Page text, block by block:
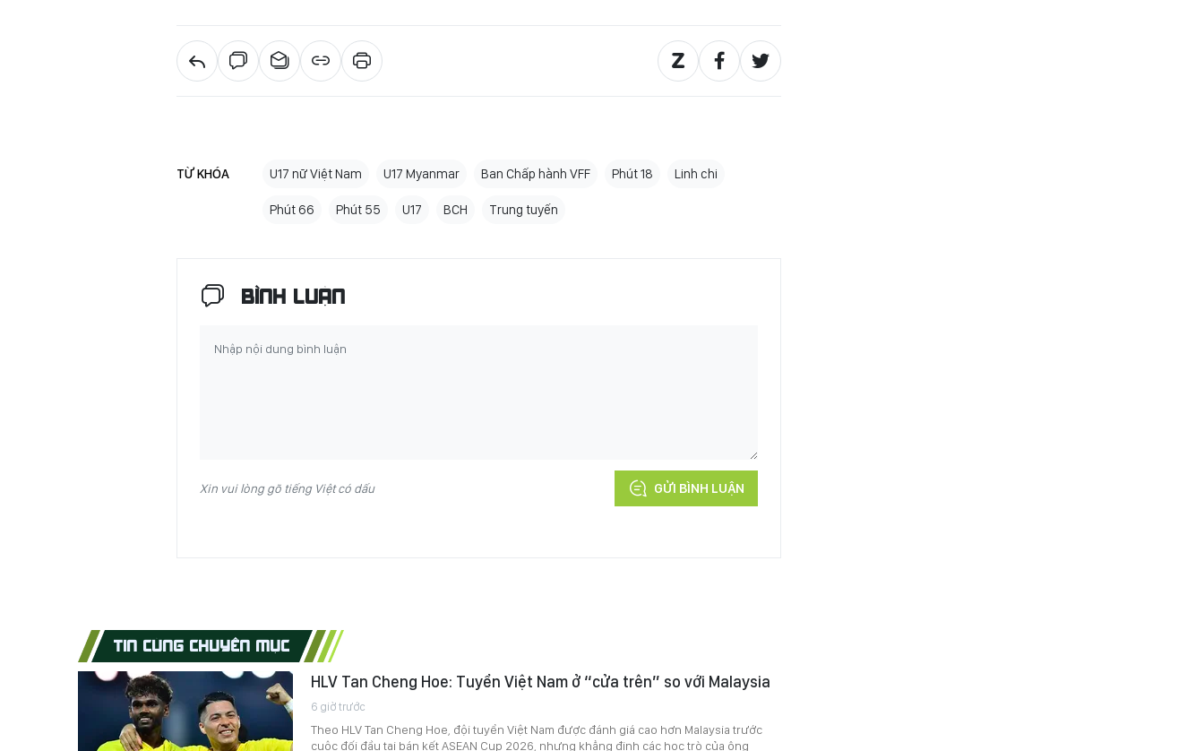
TỪ KHÓA U17 nữ Việt Nam U17 Myanmar Ban Chấp hành VFF Phút 18 Linh chi
Phút 66 Phút 55 U17 BCH Trung tuyến
BÌNH LUẬN
Xin vui lòng gõ tiếng Việt có dấu GỬI BÌNH LUẬN
TIN CÙNG CHUYÊN MỤC
HLV Tan Cheng Hoe: Tuyển Việt Nam ở “cửa trên” so với Malaysia
6 giờ trước
Theo HLV Tan Cheng Hoe, đội tuyển Việt Nam được đánh giá cao hơn Malaysia trước
cuộc đối đầu tại bán kết ASEAN Cup 2026, nhưng khẳng định các học trò của ông